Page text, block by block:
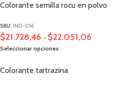
Colorante semilla rocu en polvo
SKU: IND-016
$21.728,46 – $22.051,06
Seleccionar opciones
Colorante tartrazina